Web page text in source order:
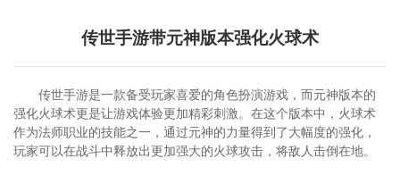
传世手游带元神版本强化火球术
传世手游是一款备受玩家喜爱的角色扮演游戏，而元神版本的
强化火球术更是让游戏体验更加精彩刺激。在这个版本中，火球术
作为法师职业的技能之一，通过元神的力量得到了大幅度的强化，
玩家可以在战斗中释放出更加强大的火球攻击，将敌人击倒在地。